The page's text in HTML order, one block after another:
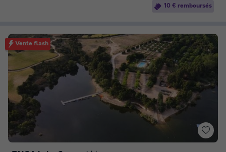
10 € remboursés
Vente flash